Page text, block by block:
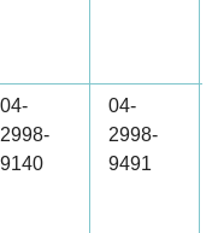
04-
2998-
9140
04-
2998-
9491